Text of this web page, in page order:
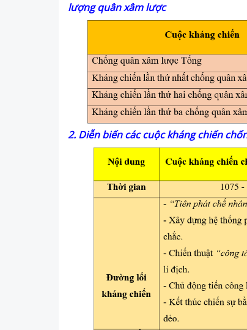
lượng quân xâm lược
2. Diễn biến các cuộc kháng chiến